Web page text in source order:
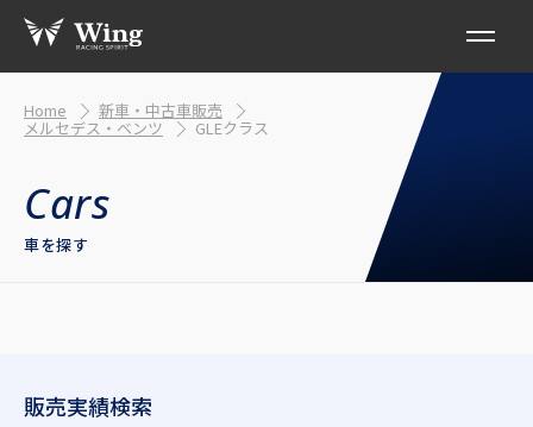
Home 新車・中古車販売
メルセデス・ベンツ GLEクラス
車を探す
販売実績検索